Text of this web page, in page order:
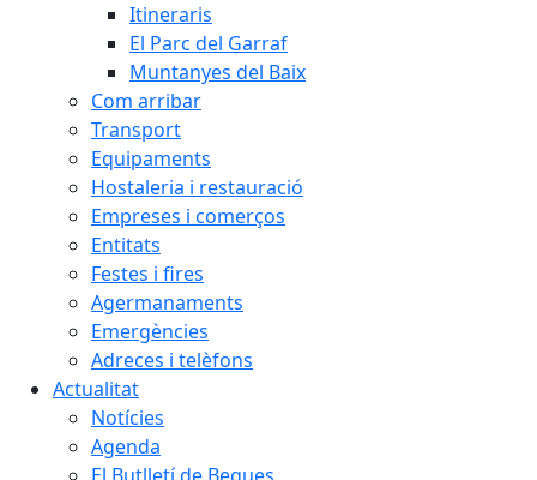
Itineraris
El Parc del Garraf
Muntanyes del Baix
Com arribar
Transport
Equipaments
Hostaleria i restauració
Empreses i comerços
Entitats
Festes i fires
Agermanaments
Emergències
Adreces i telèfons
Actualitat
Notícies
Agenda